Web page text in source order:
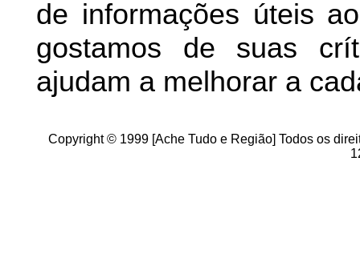
de informações úteis
gostamos de suas
ajudam a melhorar a
Copyright © 1999 [Ache Tudo e Região] Todos os